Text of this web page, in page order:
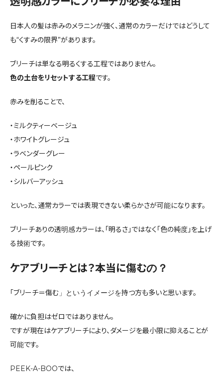
日本人の髪は赤みのメラニンが強く、通常のカラーだけではどうして
も“くすみの限界”があります。
ブリーチは単なる明るくする工程ではありません。
色の土台をリセットする工程です。
赤みを削ることで、
・ミルクティーベージュ
・ホワイトグレージュ
・ラベンダーグレー
・ペールピンク
・シルバーアッシュ
といった、通常カラーでは表現できない柔らかさが可能になります。
ブリーチありの透明感カラーは、「明るさ」ではなく「色の純度」を上げ
る技術です。
ケアブリーチとは？本当に傷むの？
「ブリーチ＝傷む」というイメージを持つ方も多いと思います。
確かに負担はゼロではありません。
ですが現在はケアブリーチにより、ダメージを最小限に抑えることが
可能です。
PEEK-A-BOOでは、